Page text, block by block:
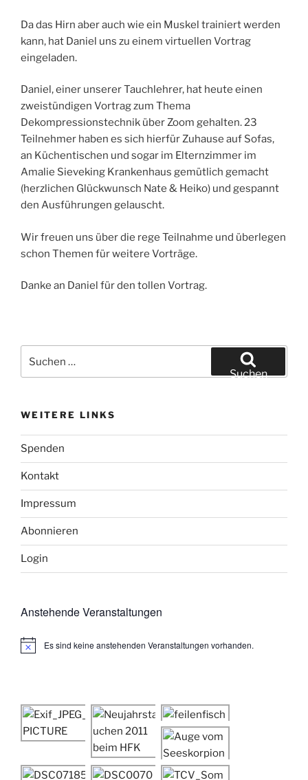
Da das Hirn aber auch wie ein Muskel trainiert werden
kann, hat Daniel uns zu einem virtuellen Vortrag
eingeladen.
Daniel, einer unserer Tauchlehrer, hat heute einen
zweistündigen Vortrag zum Thema
Dekompressionstechnik über Zoom gehalten. 23
Teilnehmer haben es sich hierfür Zuhause auf Sofas,
an Küchentischen und sogar im Elternzimmer im
Amalie Sieveking Krankenhaus gemütlich gemacht
(herzlichen Glückwunsch Nate & Heiko) und gespannt
den Ausführungen gelauscht.
Wir freuen uns über die rege Teilnahme und überlegen
schon Themen für weitere Vorträge.
Danke an Daniel für den tollen Vortrag.
nach:
Suchen
WEITERE LINKS
Spenden
Kontakt
Impressum
Abonnieren
Login
Anstehende Veranstaltungen
H
i
s
Es sind keine anstehenden Veranstaltungen vorhanden.